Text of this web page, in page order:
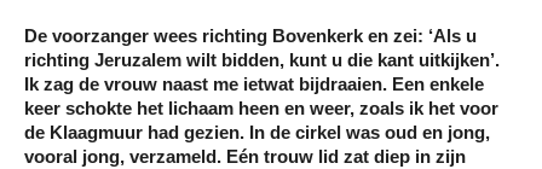
De voorzanger wees richting Bovenkerk en zei: ‘Als u
richting Jeruzalem wilt bidden, kunt u die kant uitkijken’.
Ik zag de vrouw naast me ietwat bijdraaien. Een enkele
keer schokte het lichaam heen en weer, zoals ik het voor
de Klaagmuur had gezien. In de cirkel was oud en jong,
vooral jong, verzameld. Eén trouw lid zat diep in zijn